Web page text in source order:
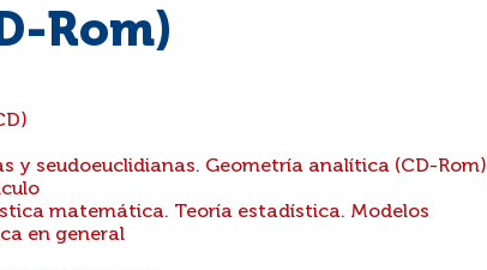
Rom)
y seudoeuclidianas. Geometría analítica (CD-Rom)
matemática. Teoría estadística. Modelos
en general